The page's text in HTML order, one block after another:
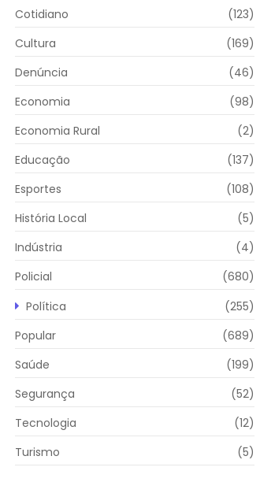
Cotidiano
(123)
Cultura
(169)
Denúncia
(46)
Economia
(98)
Economia Rural
(2)
Educação
(137)
Esportes
(108)
História Local
(5)
Indústria
(4)
Policial
(680)
Política
(255)
Popular
(689)
Saúde
(199)
Segurança
(52)
Tecnologia
(12)
Turismo
(5)